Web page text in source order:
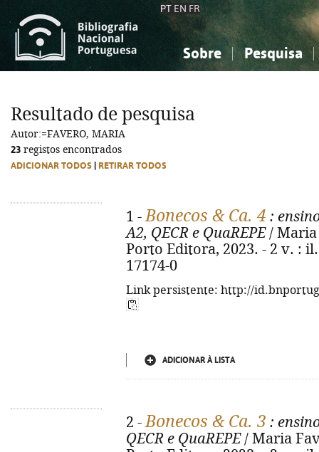
PT EN FR
Sobre Pesquisa
Ciências sociais...
Ciências sociais...
Resultado de pesquisa
Autor:=FAVERO, MARIA
23 registos encontrados
ADICIONAR TODOS RETIRAR TODOS
1 -Bonecos & Ca. 4 :
A2, QECR e QuaREPE/ Maria
Porto Editora, 2023. - 2 v. :
17174-0
Link persistente: http://
ADICIONAR À LISTA
2 -Bonecos & Ca. 3 :
QECR e QuaREPE/ Maria